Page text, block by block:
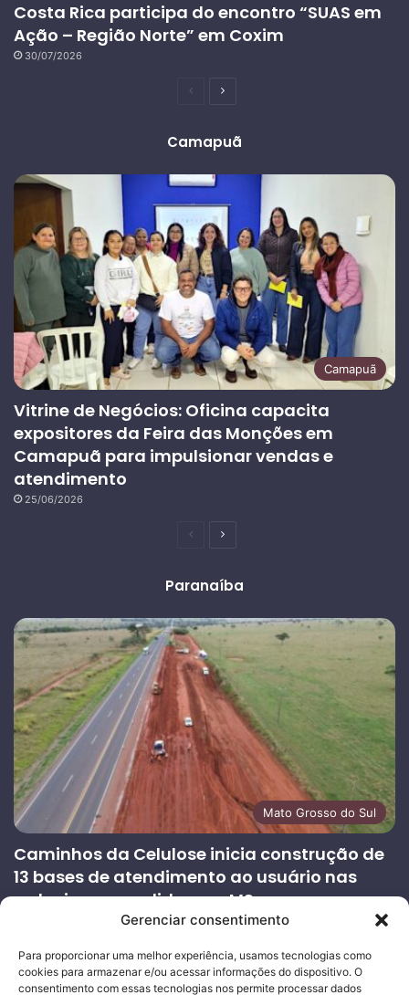
Gerenciar consentimento
Para proporcionar uma melhor experiência, usamos tecnologias como
cookies para armazenar e/ou acessar informações do dispositivo. O
consentimento com essas tecnologias nos permite processar dados
Costa Rica participa do encontro “SUAS em
Ação – Região Norte” em Coxim
30/07/2026
PáginaPróxima
Camapuã
Camapuã
Vitrine de Negócios: Oficina capacita
expositores da Feira das Monções em
Camapuã para impulsionar vendas e
atendimento
25/06/2026
PáginaPróxima
Paranaíba
Mato Grosso do Sul
Caminhos da Celulose inicia construção de
13 bases de atendimento ao usuário nas
rodovias concedidas em MS
Página
anterior
Próxima
página